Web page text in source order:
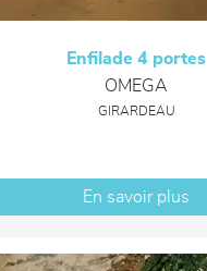
Enfilade 4 portes
OMEGA
GIRARDEAU
En savoir plus